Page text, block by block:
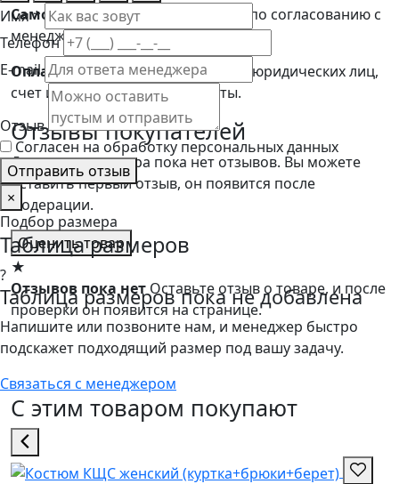
Самовывоз: возможен со склада по согласованию с
менеджером.
Оплата:безналичный расчет для юридических лиц,
счет и закрывающие документы.
Отзывы покупателей
Для данного товара пока нет отзывов. Вы можете
оставить первый отзыв, он появится после
модерации.
Оценить товар
★
Отзывов пока нет Оставьте отзыв о товаре, и после
проверки он появится на странице.
Имя *
Телефон
E-mail
Отзыв
Согласен на обработку персональных данных
Отправить отзыв
×
Подбор размера
Таблица размеров
?
Таблица размеров пока не добавлена
Напишите или позвоните нам, и менеджер быстро
подскажет подходящий размер под вашу задачу.
Связаться с менеджером
С этим товаром покупают